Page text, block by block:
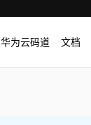
华为云码道 文档